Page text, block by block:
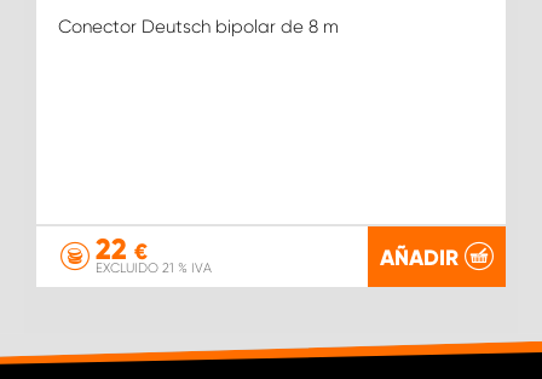
Conector Deutsch bipolar de 8 m
22 €
EXCLUIDO 21 % IVA AÑADIR